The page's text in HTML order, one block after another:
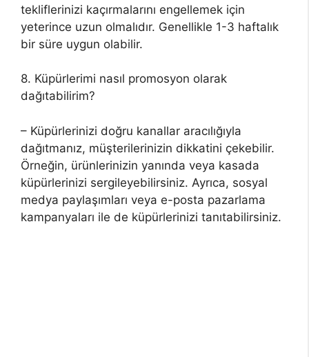
tekliflerinizi kaçırmalarını engellemek için
yeterince uzun olmalıdır. Genellikle 1-3 haftalık
bir süre uygun olabilir.
8. Küpürlerimi nasıl promosyon olarak
dağıtabilirim?
– Küpürlerinizi doğru kanallar aracılığıyla
dağıtmanız, müşterilerinizin dikkatini çekebilir.
Örneğin, ürünlerinizin yanında veya kasada
küpürlerinizi sergileyebilirsiniz. Ayrıca, sosyal
medya paylaşımları veya e-posta pazarlama
kampanyaları ile de küpürlerinizi tanıtabilirsiniz.